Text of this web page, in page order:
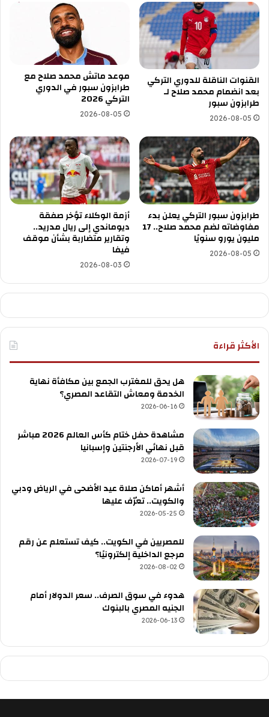
القنوات الناقلة للدوري التركي
بعد انضمام محمد صلاح لـ
طرابزون سبور
2026-08-05
موعد ماتش محمد صلاح مع
طرابزون سبور في الدوري
التركي 2026
2026-08-05
طرابزون سبور التركي يعلن بدء
مفاوضاته لضم محمد صلاح.. 17
مليون يورو سنويًا
2026-08-05
أزمة الوكلاء تؤخر صفقة
ديوماندي إلى ريال مدريد..
وتقارير متضاربة بشأن موقف
فيفا
2026-08-03
الأكثر قراءة
هل يحق للمغترب الجمع بين مكافأة نهاية
الخدمة ومعاش التقاعد المصري؟
2026-06-16
مشاهدة حفل ختام كأس العالم 2026 مباشر
قبل نهائي الأرجنتين وإسبانيا
2026-07-19
أشهر أماكن صلاة عيد الأضحى في الرياض ودبي
والكويت.. تعرّف عليها
2026-05-25
للمصريين في الكويت.. كيف تستعلم عن رقم
مرجع الداخلية إلكترونيًا؟
2026-08-02
هدوء في سوق الصرف.. سعر الدولار أمام
الجنيه المصري بالبنوك
2026-06-13